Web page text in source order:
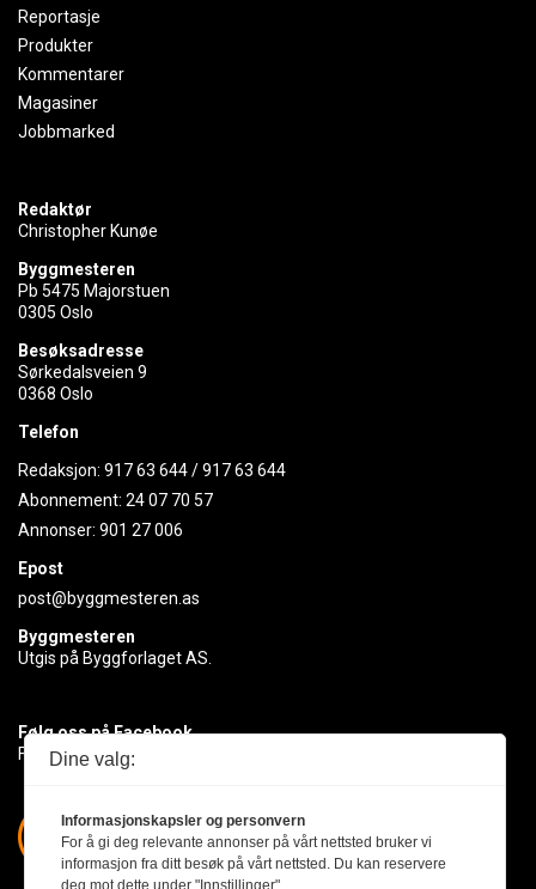
Reportasje
Produkter
Kommentarer
Magasiner
Jobbmarked
Redaktør
Christopher Kunøe
Byggmesteren
Pb 5475 Majorstuen
0305 Oslo
Besøksadresse
Sørkedalsveien 9
0368 Oslo
Telefon
Redaksjon: 917 63 644/917 63 644
Abonnement: 24 07 70 57
Annonser: 901 27 006
Epost
post@byggmesteren.as
Byggmesteren
Utgis på Byggforlaget AS.
Følg oss på Facebook
Få med deg det siste innen byggebransjen
Dine valg:
Informasjonskapsler og personvern
For å gi deg relevante annonser på vårt nettsted bruker vi
informasjon fra ditt besøk på vårt nettsted. Du kan reservere
deg mot dette under "Innstillinger".